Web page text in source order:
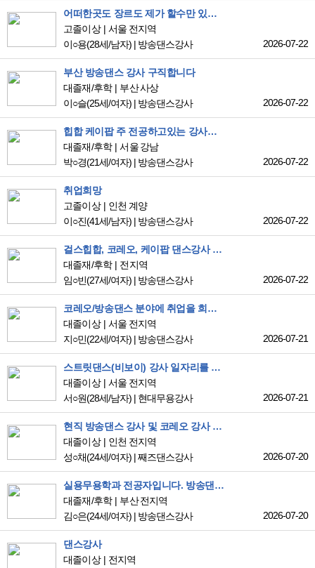
어떠한곳도 장르도 제가 할수만 있다면 상관 없습니다. 실력으로 증명하겠습니다.
고졸이상
서울 전지역
이○용(28세/남자) | 방송댄스강사 2026-07-22
부산 방송댄스 강사 구직합니다
대졸재/후학
부산 사상
이○슬(25세/여자) | 방송댄스강사 2026-07-22
힙합 케이팝 주 전공하고있는 강사입니다 !!!
대졸재/후학
서울 강남
박○경(21세/여자) | 방송댄스강사 2026-07-22
취업희망
고졸이상
인천 계양
이○진(41세/남자) | 방송댄스강사 2026-07-22
걸스힙합, 코레오, 케이팝 댄스강사 지원하려고 합니다 !
대졸재/후학
전지역
임○빈(27세/여자) | 방송댄스강사 2026-07-22
코레오/방송댄스 분야에 취업을 희망합니다
대졸이상
서울 전지역
지○민(22세/여자) | 방송댄스강사 2026-07-21
스트릿댄스(비보이) 강사 일자리를 찾고 있습니다. 학교 혹은 학원 강사 분야 지원합니다.
대졸이상
서울 전지역
서○원(28세/남자) | 현대무용강사 2026-07-21
현직 방송댄스 강사 및 코레오 강사 구합니다!
대졸이상
인천 전지역
성○채(24세/여자) |째즈댄스강사 2026-07-20
실용무용학과 전공자입니다. 방송댄스,코레오 일자리를 찾고 있습니다.
대졸재/후학
부산 전지역
김○은(24세/여자) | 방송댄스강사 2026-07-20
댄스강사
대졸이상
전지역